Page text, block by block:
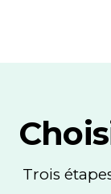
Trois